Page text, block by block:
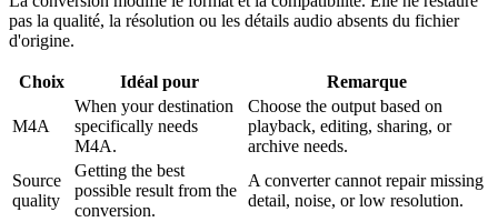
pas la qualité, la résolution ou les détails audio absents du fichier
d'origine.
Choix Idéal pour Remarque
M4A
When your destination
specifically needs
M4A.
Choose the output based on
playback, editing, sharing, or
archive needs.
Source
quality
Getting the best
possible result from the
conversion.
A converter cannot repair missing
detail, noise, or low resolution.